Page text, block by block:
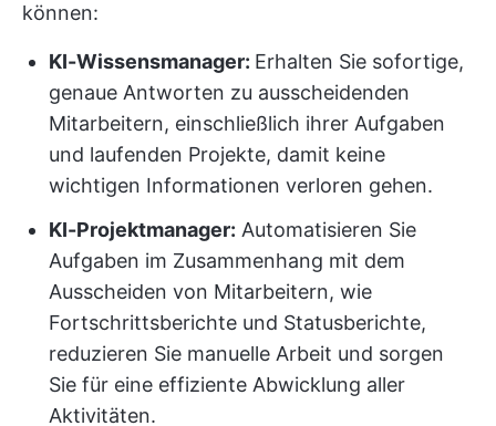
können:
KI-Wissensmanager: Erhalten Sie sofortige,
genaue Antworten zu ausscheidenden
Mitarbeitern, einschließlich ihrer Aufgaben
und laufenden Projekte, damit keine
wichtigen Informationen verloren gehen.
KI-Projektmanager: Automatisieren Sie
Aufgaben im Zusammenhang mit dem
Ausscheiden von Mitarbeitern, wie
Fortschrittsberichte und Statusberichte,
reduzieren Sie manuelle Arbeit und sorgen
Sie für eine effiziente Abwicklung aller
Aktivitäten.